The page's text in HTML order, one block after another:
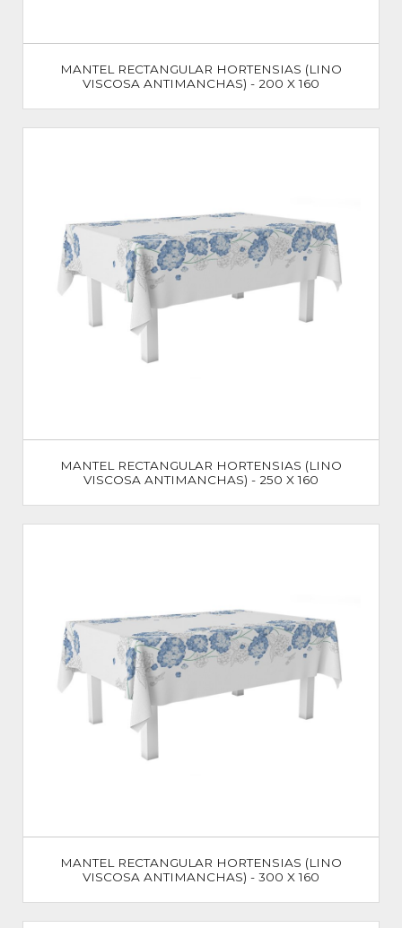
MANTEL RECTANGULAR HORTENSIAS (LINO
VISCOSA ANTIMANCHAS) - 200 X 160
MANTEL RECTANGULAR HORTENSIAS (LINO
VISCOSA ANTIMANCHAS) - 250 X 160
MANTEL RECTANGULAR HORTENSIAS (LINO
VISCOSA ANTIMANCHAS) - 300 X 160